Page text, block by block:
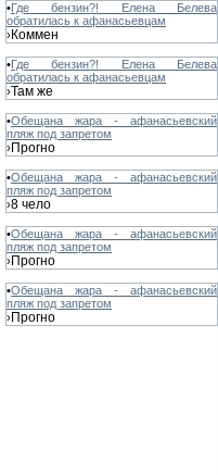
•Где бензин?! Елена Белева
обратилась к афанасьевцам
›Коммен
•Где бензин?! Елена Белева
обратилась к афанасьевцам
›Там же
•Обещана жара - афанасьевский
пляж под запретом
›Прогно
•Обещана жара - афанасьевский
пляж под запретом
›8 чело
•Обещана жара - афанасьевский
пляж под запретом
›Прогно
•Обещана жара - афанасьевский
пляж под запретом
›Прогно